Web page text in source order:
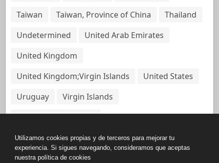
Taiwan
Taiwan, Province of China
Thailand
Undetermined
United Arab Emirates
United Kingdom
United Kingdom;Virgin Islands
United States
Uruguay
Virgin Islands
Virgin Islands, British
Utilizamos cookies propias y de terceros para mejorar tu
experiencia. Si sigues navegando, consideramos que aceptas
nuestra política de cookies